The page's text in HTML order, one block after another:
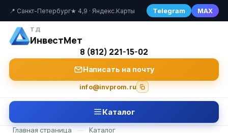
📍 Санкт-Петербург★ 4,9 · Яндекс.Карты Telegram MAX
ТД
ИнвестМет
8 (812) 221-15-02
Написать на почту
info@invprom.ru
Каталог
Главная страница —
Каталог